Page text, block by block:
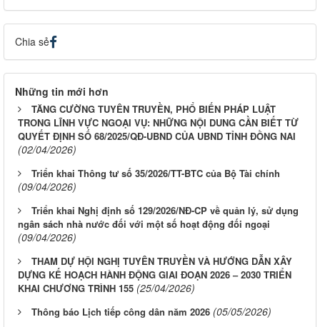
Chia sẻ
Những tin mới hơn
TĂNG CƯỜNG TUYÊN TRUYỀN, PHỔ BIẾN PHÁP LUẬT
TRONG LĨNH VỰC NGOẠI VỤ: NHỮNG NỘI DUNG CẦN BIẾT TỪ
QUYẾT ĐỊNH SỐ 68/2025/QĐ-UBND CỦA UBND TỈNH ĐỒNG NAI
(02/04/2026)
Triển khai Thông tư số 35/2026/TT-BTC của Bộ Tài chính
(09/04/2026)
Triển khai Nghị định số 129/2026/NĐ-CP về quản lý, sử dụng
ngân sách nhà nước đối với một số hoạt động đối ngoại
(09/04/2026)
THAM DỰ HỘI NGHỊ TUYÊN TRUYỀN VÀ HƯỚNG DẪN XÂY
DỰNG KẾ HOẠCH HÀNH ĐỘNG GIAI ĐOẠN 2026 – 2030 TRIỂN
KHAI CHƯƠNG TRÌNH 155 (25/04/2026)
Thông báo Lịch tiếp công dân năm 2026 (05/05/2026)